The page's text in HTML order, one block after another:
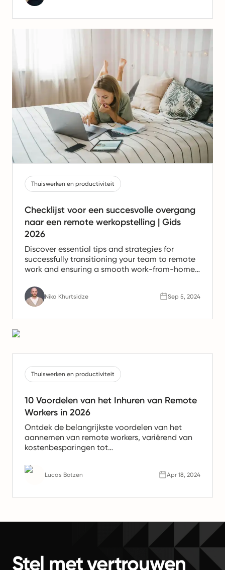
Thuiswerken en productiviteit
Checklijst voor een succesvolle overgang
naar een remote werkopstelling | Gids
2026
Discover essential tips and strategies for
successfully transitioning your team to remote
work and ensuring a smooth work-from-home
Nika Khurtsidze Sep 5, 2024
Thuiswerken en productiviteit
10 Voordelen van het Inhuren van Remote
Workers in 2026
Ontdek de belangrijkste voordelen van het
aannemen van remote workers, variërend van
kostenbesparingen tot
remote teams de toekomst van werk zijn.
Lucas Botzen Apr 18, 2024
Stel met vertrouwen